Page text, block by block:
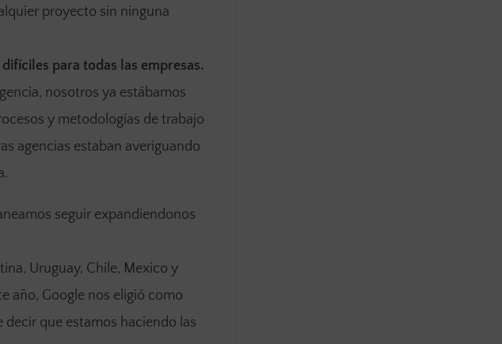
proyecto sin ninguna
para todas las empresas.
nosotros ya estábamos
y metodologías de trabajo
agencias estaban averiguando
seguir expandiendonos
Uruguay, Chile, Mexico y
año, Google nos eligió como
decir que estamos haciendo las